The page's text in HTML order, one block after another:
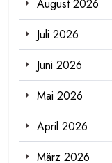
August 2026
Juli 2026
Juni 2026
Mai 2026
April 2026
März 2026